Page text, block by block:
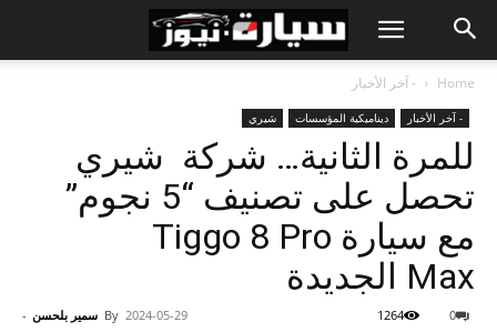
Home - آخر الأخبار
- آخر الأخبار ديناميكية المؤسسات شيري
للمرة الثانية… شركة شيري
تحصل على تصنيف “5 نجوم”
مع سيارة Tiggo 8 Pro
Max الجديدة
By سمير بلحسن - 2024-05-29 0
1264